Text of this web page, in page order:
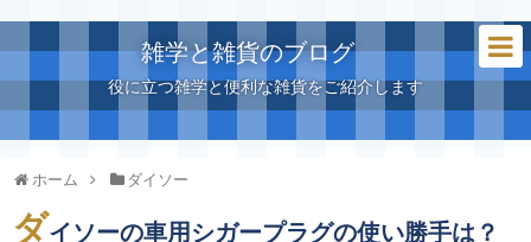
雑学と雑貨のブログ
役に立つ雑学と便利な雑貨をご紹介します
ホーム ダイソー
ダイソーの車用シガープラグの使い勝手は？